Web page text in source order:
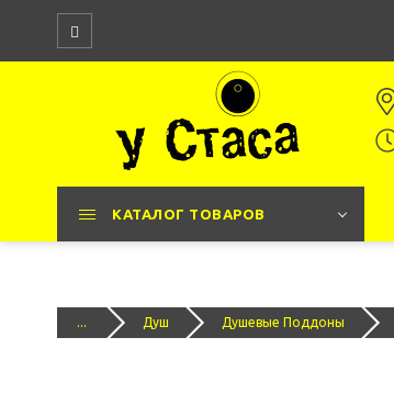
КАТАЛОГ ТОВАРОВ
... Душ Душевые Поддоны